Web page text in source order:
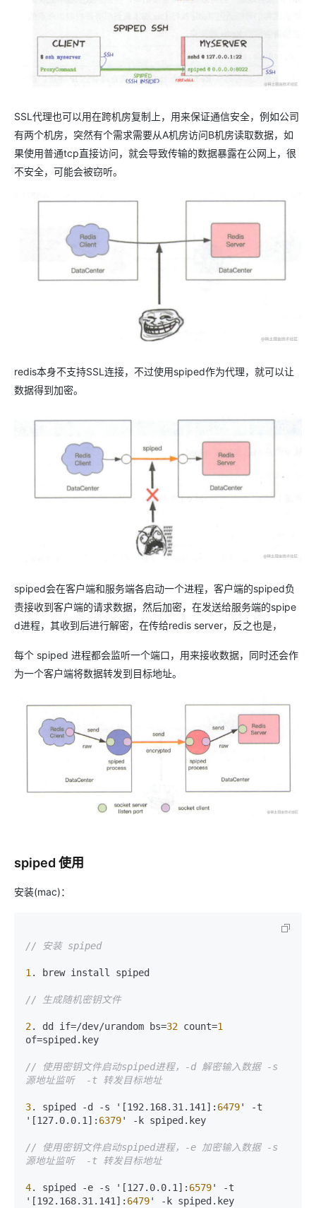
SSL代理也可以用在跨机房复制上，用来保证通信安全，例如公司
有两个机房，突然有个需求需要从A机房访问B机房读取数据，如
果使用普通tcp直接访问，就会导致传输的数据暴露在公网上，很
不安全，可能会被窃听。
redis本身不支持SSL连接，不过使用spiped作为代理，就可以让
数据得到加密。
spiped会在客户端和服务端各启动一个进程，客户端的spiped负
责接收到客户端的请求数据，然后加密，在发送给服务端的spipe
d进程，其收到后进行解密，在传给redis server，反之也是，
每个 spiped 进程都会监听一个端口，用来接收数据，同时还会作
为一个客户端将数据转发到目标地址。
spiped 使用
安装(mac)：
// 安装 spiped
1. brew install spiped
// 生成随机密钥文件
2. dd if=/dev/urandom bs=32 count=1
of=spiped.key
// 使用密钥文件启动spiped进程，-d 解密输入数据 -s
源地址监听  -t 转发目标地址
3. spiped -d -s '[192.168.31.141]: 6479' -t
'[127.0.0.1]: 6379' - k spiped.key
// 使用密钥文件启动spiped进程，-e 加密输入数据 -s
源地址监听  -t 转发目标地址
4. spiped -e -s '[127.0.0.1]: 6579' -t
'[192.168.31.141]: 6479' -